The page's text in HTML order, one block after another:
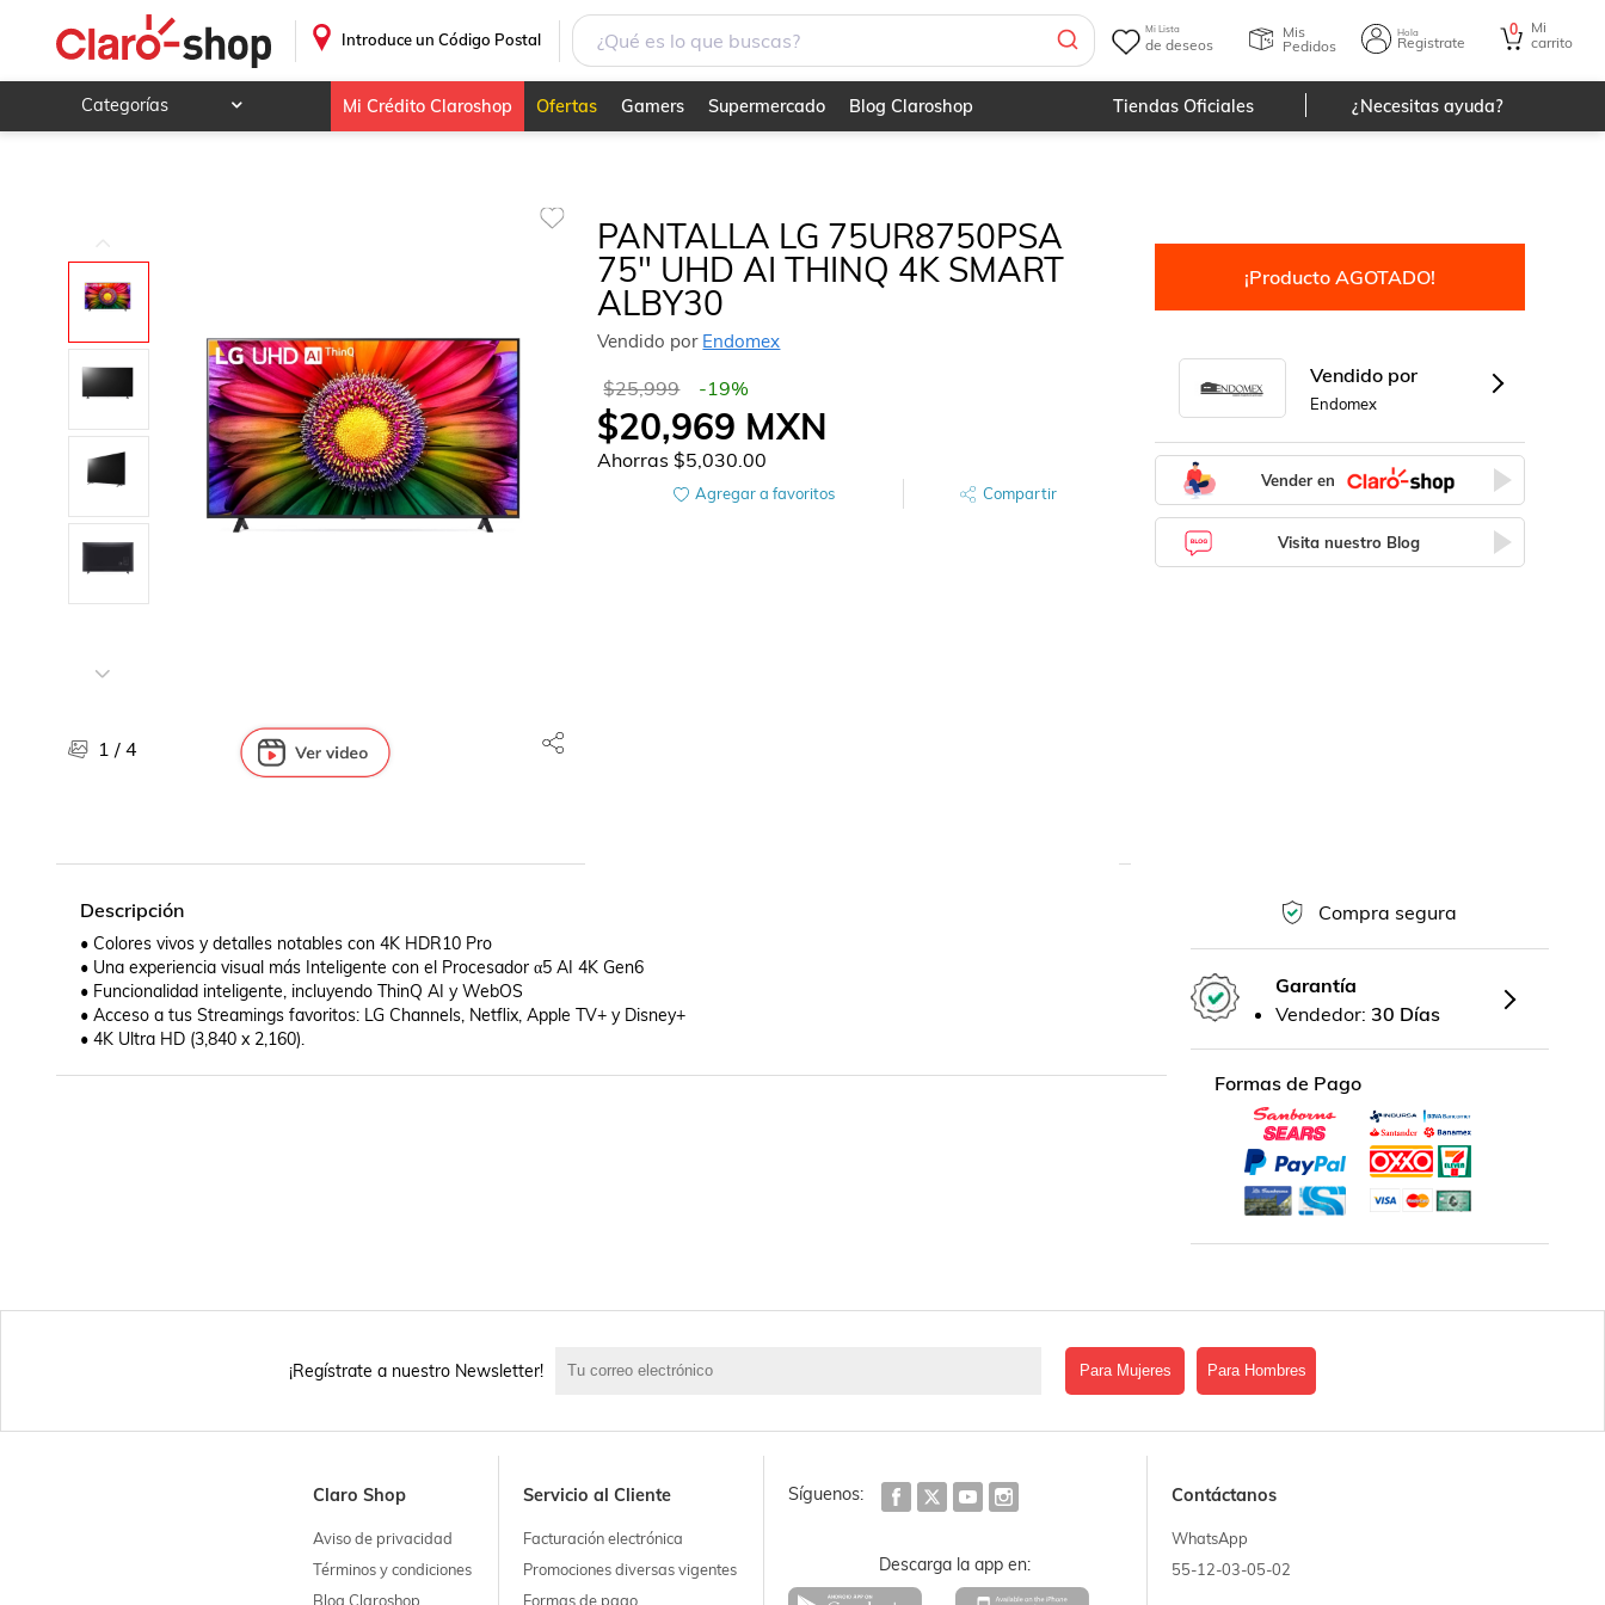
Introduce un Código Postal
Mi Lista
de deseos
Mis
Pedidos
Hola
Registrate
0
Mi
carrito
Categorías
Deportes y ocio
Animales y mascotas
Ferretería y autos
Ropa, calzado y accesorios
Salud, belleza y cuidado personal
Joyería y relojes
Juegos y juguetes
Libros, revistas y comics
Películas, series de tv y música
Súpermercado
Mi Crédito Claroshop Ofertas Gamers Supermercado Blog Claroshop Tiendas Oficiales ¿Necesitas ayuda?
1 / 4
PANTALLA LG 75UR8750PSA
75" UHD AI THINQ 4K SMART
ALBY30
Vendido por Endomex
$25,999 -19%
$20,969 MXN
Ahorras$5,030.00
Agregar a favoritos Compartir
¡Producto AGOTADO!
Vendido por
Endomex
Vender en
Visita nuestro Blog
Descripción
• Colores vivos y detalles notables con 4K HDR10 Pro
• Una experiencia visual más Inteligente con el Procesador α5 AI 4K Gen6
• Funcionalidad inteligente, incluyendo ThinQ AI y WebOS
• Acceso a tus Streamings favoritos: LG Channels, Netflix, Apple TV+ y Disney+
• 4K Ultra HD (3,840 x 2,160).
Compra segura
Garantía
Vendedor: 30 Días
Formas de Pago
¡Regístrate a nuestro Newsletter! Para Mujeres Para Hombres
Claro Shop
Aviso de privacidad
Términos y condiciones
Blog Claroshop
Servicio al Cliente
Facturación electrónica
Promociones diversas vigentes
Formas de pago
Síguenos:
Descarga la app en:
Contáctanos
WhatsApp
55-12-03-05-02